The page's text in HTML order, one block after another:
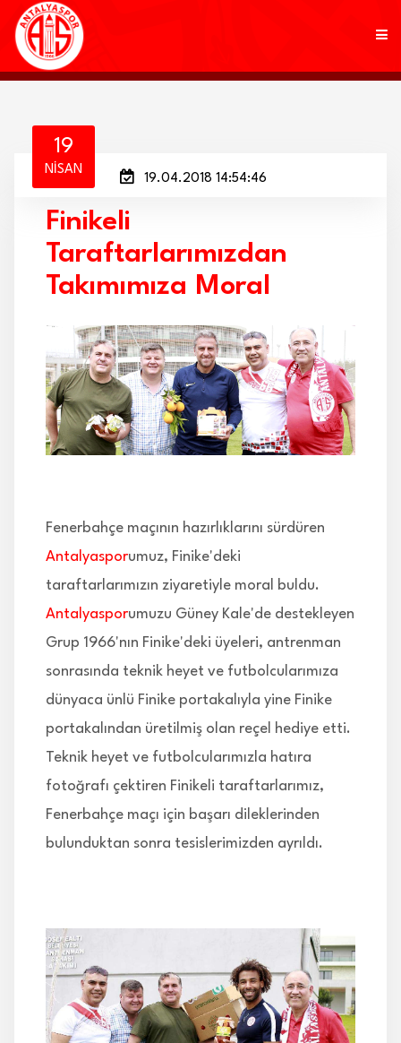
KULÜP
AKADEMİ
MARKALAR
BRANŞLAR
HABERLER
İLETİŞİM
19
NISAN
19.04.2018 14:54:46
Finikeli
Taraftarlarımızdan
Takımımıza Moral
Fenerbahçe maçının hazırlıklarını sürdüren
Antalyasporumuz, Finike'deki
taraftarlarımızın ziyaretiyle moral buldu.
Antalyasporumuzu Güney Kale'de destekleyen
Grup 1966'nın Finike'deki üyeleri, antrenman
sonrasında teknik heyet ve futbolcularımıza
dünyaca ünlü Finike portakalıyla yine Finike
portakalından üretilmiş olan reçel hediye etti.
Teknik heyet ve futbolcularımızla hatıra
fotoğrafı çektiren Finikeli taraftarlarımız,
Fenerbahçe maçı için başarı dileklerinden
bulunduktan sonra tesislerimizden ayrıldı.